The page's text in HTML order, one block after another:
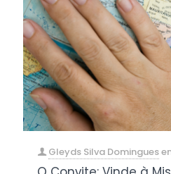
Gleyds Silva Domingues